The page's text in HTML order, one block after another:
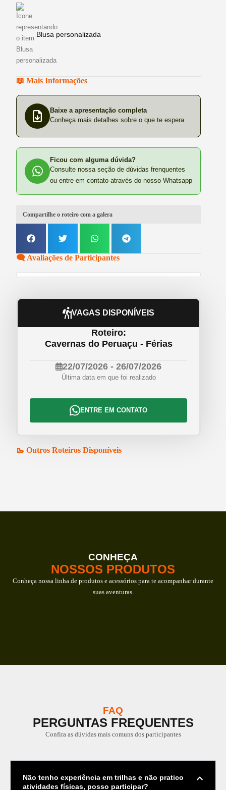
Blusa personalizada
📖 Mais Informações
Baixe a apresentação completa
Conheça mais detalhes sobre o que te espera
Ficou com alguma dúvida?
Consulte nossa seção de dúvidas frenquentes
ou entre em contato através do nosso Whatsapp
Compartilhe o roteiro com a galera
🗨️ Avaliações de Participantes
VAGAS DISPONÍVEIS
Roteiro:
Cavernas do Peruaçu - Férias
22/07/2026 - 26/07/2026
Última data em que foi realizado
ENTRE EM CONTATO
🥾 Outros Roteiros Disponíveis
CONHEÇA
NOSSOS PRODUTOS
Conheça nossa linha de produtos e acessórios para te acompanhar durante
suas aventuras.
FAQ
PERGUNTAS FREQUENTES
Confira as dúvidas mais comuns dos participantes
Não tenho experiência em trilhas e não pratico
atividades físicas, posso participar?